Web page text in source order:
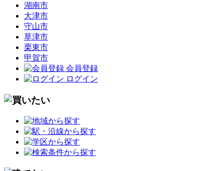
湖南市
大津市
守山市
草津市
栗東市
甲賀市
会員登録
ログイン